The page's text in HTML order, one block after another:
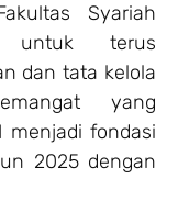
Syariah
untuk terus
dan tata kelola
yang
menjadi fondasi
2025 dengan